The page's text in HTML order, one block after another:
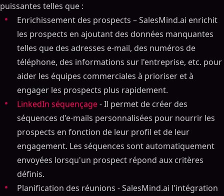
puissantes telles que :
Enrichissement des prospects – SalesMind.ai enrichit
les prospects en ajoutant des données manquantes
telles que des adresses e-mail, des numéros de
téléphone, des informations sur l'entreprise, etc. pour
aider les équipes commerciales à prioriser et à
engager les prospects plus rapidement.
LinkedIn séquençage- Il permet de créer des
séquences d'e-mails personnalisées pour nourrir les
prospects en fonction de leur profil et de leur
engagement. Les séquences sont automatiquement
envoyées lorsqu'un prospect répond aux critères
définis.
Planification des réunions - SalesMind.ai l'intégration